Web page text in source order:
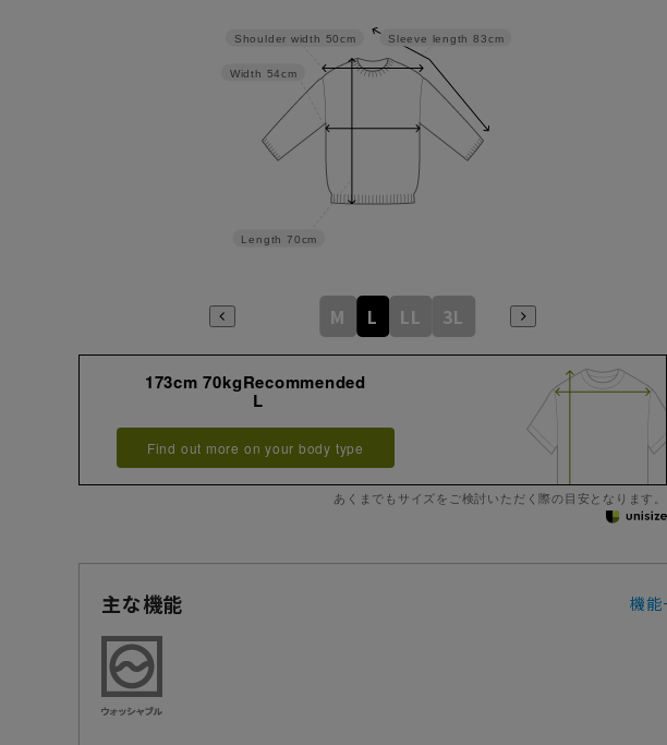
Sleeve length 83cm
Length 70cm
Width 54cm
Shoulder width 50cm
M L LL 3L
173cm 70kgRecommended
L
Find out more on your body type
あくまでもサイズをご検討いただく際の目安となります。
主な機能 機能